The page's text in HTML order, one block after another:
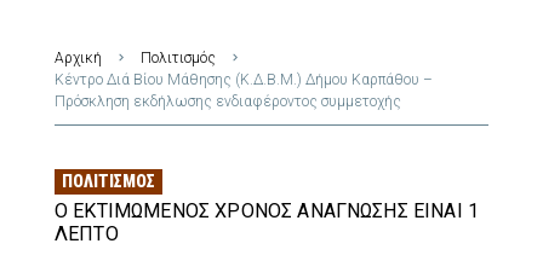
Αρχική
Πολιτισμός
Κέντρο Διά Βίου Μάθησης (Κ.Δ.Β.Μ.) Δήμου Καρπάθου –
Πρόσκληση εκδήλωσης ενδιαφέροντος συμμετοχής
ΠΟΛΙΤΙΣΜΌΣ
Ο ΕΚΤΙΜΏΜΕΝΟΣ ΧΡΌΝΟΣ ΑΝΆΓΝΩΣΗΣ ΕΊΝΑΙ 1
ΛΕΠΤΌ